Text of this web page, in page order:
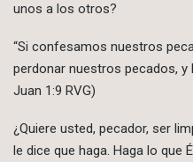
unos a los otros?
“Si confesamos nuestros
perdonar nuestros pecados, y
Juan 1:9 RVG)
¿Quiere usted, pecador, ser
le dice que haga. Haga lo que